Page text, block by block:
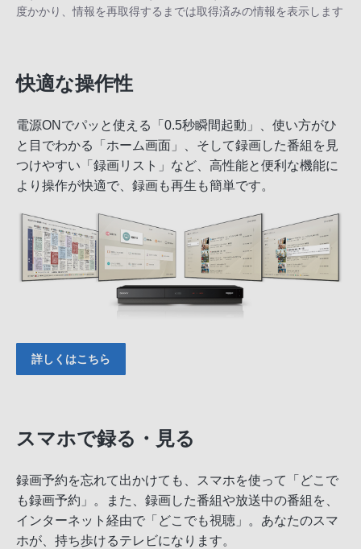
度かかり、情報を再取得するまでは取得済みの情報を表示します
快適な操作性
電源ONでパッと使える「0.5秒瞬間起動」、使い方がひ
と目でわかる「ホーム画面」、そして録画した番組を見
つけやすい「録画リスト」など、高性能と便利な機能に
より操作が快適で、録画も再生も簡単です。
詳しくはこちら
スマホで録る・見る
録画予約を忘れて出かけても、スマホを使って「どこで
も録画予約」。また、録画した番組や放送中の番組を、
インターネット経由で「どこでも視聴」。あなたのスマ
ホが、持ち歩けるテレビになります。